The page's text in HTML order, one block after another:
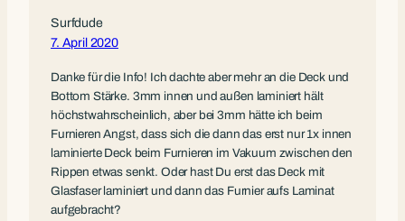
Surfdude
7. April 2020
Danke für die Info! Ich dachte aber mehr an die Deck und
Bottom Stärke. 3mm innen und außen laminiert hält
höchstwahrscheinlich, aber bei 3mm hätte ich beim
Furnieren Angst, dass sich die dann das erst nur 1x innen
laminierte Deck beim Furnieren im Vakuum zwischen den
Rippen etwas senkt. Oder hast Du erst das Deck mit
Glasfaser laminiert und dann das Furnier aufs Laminat
aufgebracht?